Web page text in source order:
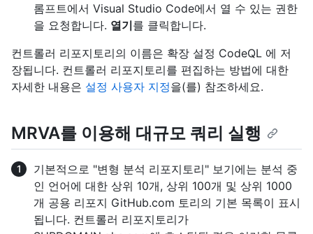
롬프트에서 Visual Studio Code에서 열 수 있는 권한
을 요청합니다. 열기를 클릭합니다.
컨트롤러 리포지토리의 이름은 확장 설정 CodeQL 에 저
장됩니다. 컨트롤러 리포지토리를 편집하는 방법에 대한
자세한 내용은 설정 사용자 지정을(를) 참조하세요.
MRVA를 이용해 대규모 쿼리 실행
기본적으로 "변형 분석 리포지토리" 보기에는 분석 중
인 언어에 대한 상위 10개, 상위 100개 및 상위 1000
개 공용 리포지 GitHub.com 토리의 기본 목록이 표시
됩니다. 컨트롤러 리포지토리가